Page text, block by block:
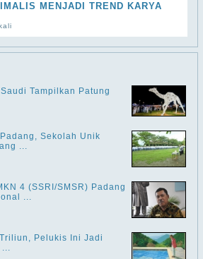
MENJADI TREND KARYA
Tampilkan Patung
Sekolah Unik
...
4 (SSRI/SMSR) Padang
...
Pelukis Ini Jadi
...